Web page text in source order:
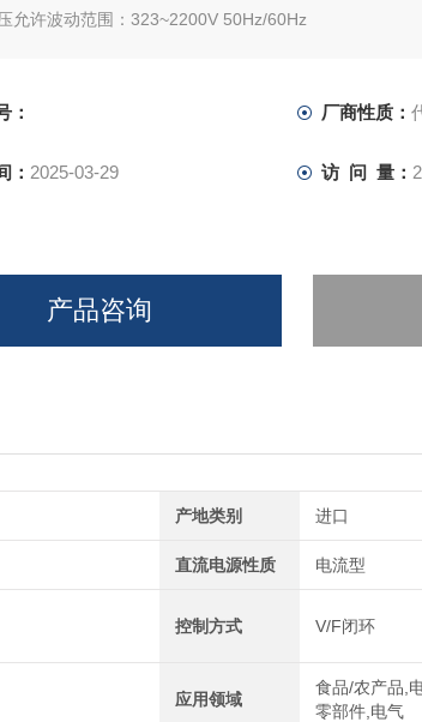
允许波动范围：323~2200V 50Hz/60Hz
容量*6：SLD 367kVA 、LD 329kVA
： 厂商性质：
： 2025-03-29 访 问 量：
产品咨询
产地类别 进口
直流电源性质 电流型
控制方式 V/F闭环
应用领域
食品/农产品,
零部件,电气